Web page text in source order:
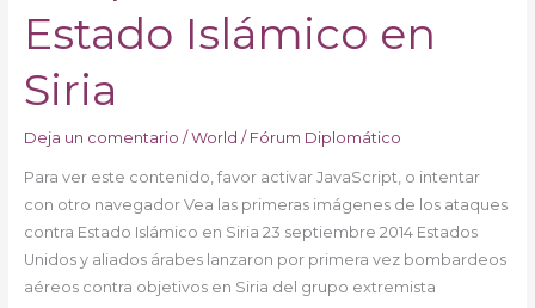
Estado Islámico en
Siria
Deja un comentario /World / Fórum Diplomático
Para ver este contenido, favor activar JavaScript, o intentar
con otro navegador Vea las primeras imágenes de los ataques
contra Estado Islámico en Siria 23 septiembre 2014 Estados
Unidos y aliados árabes lanzaron por primera vez bombardeos
aéreos contra objetivos en Siria del grupo extremista
ataques
contra
Estado
Islámico
Siria